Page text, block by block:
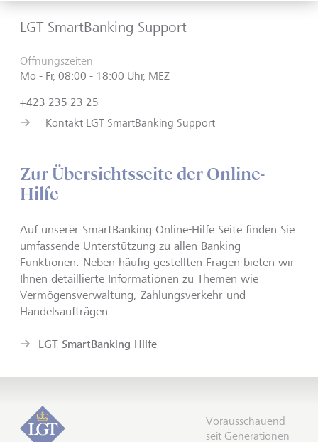
LGT SmartBanking Support
Öffnungszeiten
Mo - Fr, 08:00 - 18:00 Uhr, MEZ
+423 235 23 25
Kontakt LGT SmartBanking Support
Zur Übersichtsseite der Online-
Hilfe
Auf unserer SmartBanking Online-Hilfe Seite finden Sie
umfassende Unterstützung zu allen Banking-
Funktionen. Neben häufig gestellten Fragen bieten wir
Ihnen detaillierte Informationen zu Themen wie
Vermögensverwaltung, Zahlungsverkehr und
Handelsaufträgen.
LGT SmartBanking Hilfe
Vorausschauend
seit Generationen